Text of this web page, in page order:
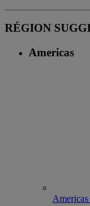
RÉGION
Americas